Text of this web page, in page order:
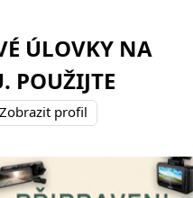
ÚLOVKY NA
POUŽIJTE
Zobrazit profil